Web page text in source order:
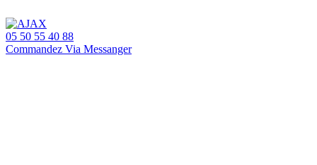
05 50 55 40 88
Commandez Via Messanger